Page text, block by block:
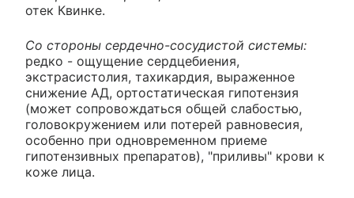
отек Квинке.
Со стороны сердечно-сосудистой системы:
редко - ощущение сердцебиения,
экстрасистолия, тахикардия, выраженное
снижение АД, ортостатическая гипотензия
(может сопровождаться общей слабостью,
головокружением или потерей равновесия,
особенно при одновременном приеме
гипотензивных препаратов), "приливы" крови к
коже лица.